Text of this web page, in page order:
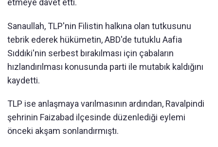
etmeye davet etti.
Sanaullah, TLP'nin Filistin halkına olan tutkusunu
tebrik ederek hükümetin, ABD'de tutuklu Aafia
Sıddıki'nin serbest bırakılması için çabaların
hızlandırılması konusunda parti ile mutabık kaldığını
kaydetti.
TLP ise anlaşmaya varılmasının ardından, Ravalpindi
şehrinin Faizabad ilçesinde düzenlediği eylemi
önceki akşam sonlandırmıştı.